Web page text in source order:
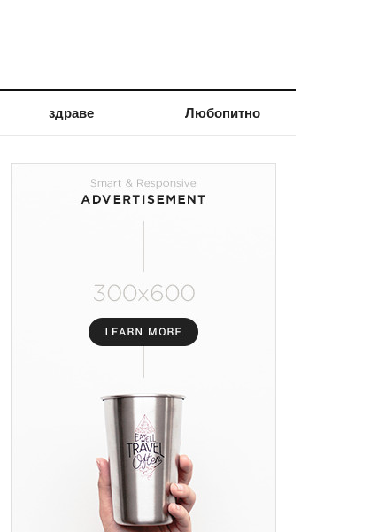
здраве Любопитно